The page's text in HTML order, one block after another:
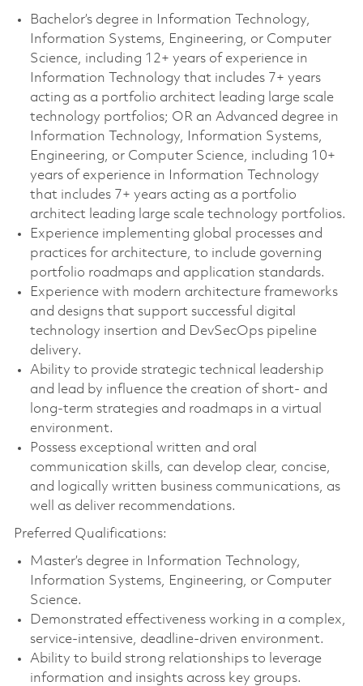
Bachelor’s degree in Information Technology,
Information Systems, Engineering, or Computer
Science, including 12+ years of experience in
Information Technology that includes 7+ years
acting as a portfolio architect leading large scale
technology portfolios; OR an Advanced degree in
Information Technology, Information Systems,
Engineering, or Computer Science, including 10+
years of experience in Information Technology
that includes 7+ years acting as a portfolio
architect leading large scale technology portfolios.
Experience implementing global processes and
practices for architecture, to include governing
portfolio roadmaps and application standards.
Experience with modern architecture frameworks
and designs that support successful digital
technology insertion and DevSecOps pipeline
delivery.
Ability to provide strategic technical leadership
and lead by influence the creation of short- and
long-term strategies and roadmaps in a virtual
environment.
Possess exceptional written and oral
communication skills, can develop clear, concise,
and logically written business communications, as
well as deliver recommendations.
Preferred Qualifications:
Master’s degree in Information Technology,
Information Systems, Engineering, or Computer
Science.
Demonstrated effectiveness working in a complex,
service-intensive, deadline-driven environment.
Ability to build strong relationships to leverage
information and insights across key groups.